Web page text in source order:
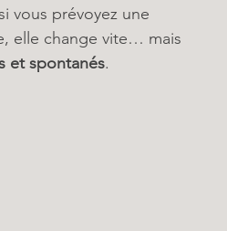
vous prévoyez une
elle change vite… mais
et spontanés.